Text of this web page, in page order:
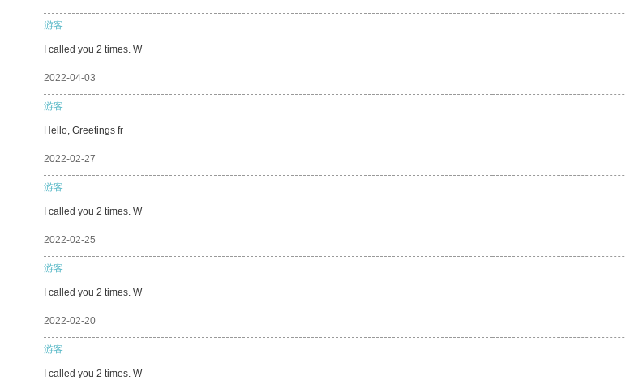
游客
I called you 2 times. W
2022-04-03
游客
Hello, Greetings fr
2022-02-27
游客
I called you 2 times. W
2022-02-25
游客
I called you 2 times. W
2022-02-20
游客
I called you 2 times. W